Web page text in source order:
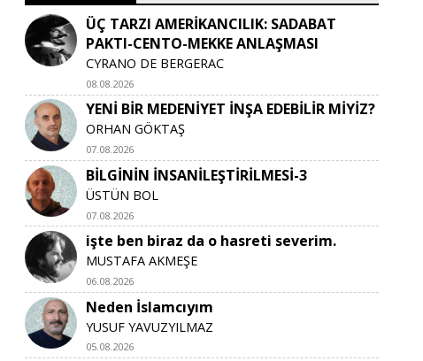
ÜÇ TARZI AMERİKANCILIK: SADABAT
PAKTI-CENTO-MEKKE ANLAŞMASI
CYRANO DE BERGERAC
08.08.2026
YENİ BİR MEDENİYET İNŞA EDEBİLİR MİYİZ?
ORHAN GÖKTAŞ
07.08.2026
BİLGİNİN İNSANİLEŞTİRİLMESİ-3
ÜSTÜN BOL
07.08.2026
işte ben biraz da o hasreti severim.
MUSTAFA AKMEŞE
06.08.2026
Neden İslamcıyım
YUSUF YAVUZYILMAZ
05.08.2026